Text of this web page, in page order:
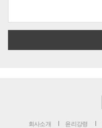
회사소개 윤리강령